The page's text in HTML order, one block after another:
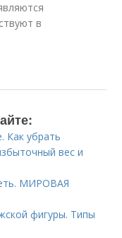
в
Как убрать
вес и
МИРОВАЯ
фигуры. Типы